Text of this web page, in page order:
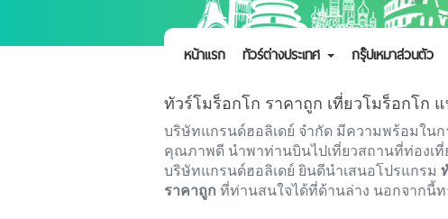
หน้าแรก ทัวร์ต่างประเทศ กรุ๊ปเหมาส่วนตัว
ทัวร์โมร็อกโก ราคาถูก เที่ยวโมร็อกโก
บริษัทแกรนด์ฮอลิเดย์ จำกัด มีความพร้อมในก
คุณภาพดี นำพาท่านบินไปเที่ยวสถานที่ท่องเ
บริษัทแกรนด์ฮอลิเดย์ ยินดีนำเสนอโปรแกรม
ราคาถูก ที่ท่านสนใจได้ที่ด้านล่าง นอกจากนี้ท